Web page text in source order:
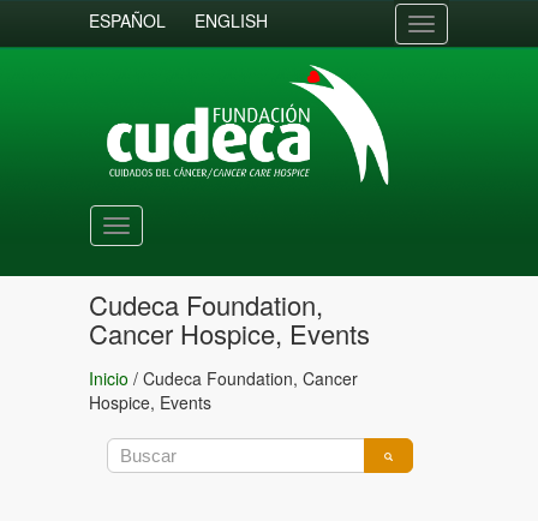
ESPAÑOL ENGLISH
Toggle
navigation
Toggle
navigation
Cudeca Foundation,
Cancer Hospice, Events
Inicio / Cudeca Foundation, Cancer
Hospice, Events